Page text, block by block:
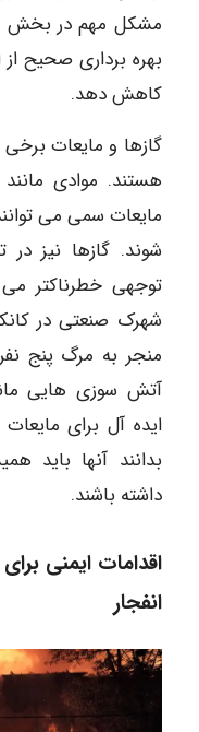
مشکل مهم در بخش
بهره برداری صحیح از
کاهش دهد.
گازها و مایعات برخی
هستند. موادی
مایعات سمی می
شوند. گازها نیز
شهرک صنعتی در
منجر به مرگ پنج
آتش سوزی هایی
ایده آل برای
بدانند آنها باید
داشته باشند.
اقدامات ایمنی
انفجار